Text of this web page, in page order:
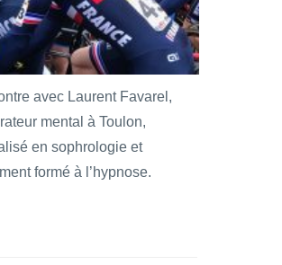
avec Laurent Favarel,
mental à Toulon,
en sophrologie et
formé à l’hypnose.